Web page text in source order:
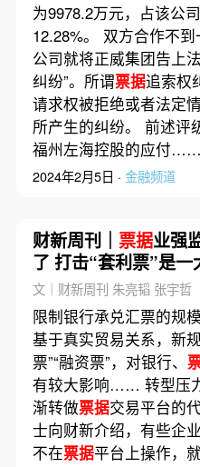
为9978.2万元，占该公
12.28%。 双方合作不
公司就将正威集团告上
纠纷”。所谓票据追索权
请求权被拒绝或者法定
所产生的纠纷。 前述评
福州左海控股的应付……
2024年2月5日 · 金融频道
财新周刊｜ 票据业强
了 打击“套利票”是一
文｜财新周刊 朱亮韬 张宇哲
限制银行承兑汇票的规
基于真实贸易关系，新
票”“融资票”，对银行、
有较大影响…… 转型压
渐转做票据交易平台的
士向财新介绍，有些企
不在票据平台上操作，